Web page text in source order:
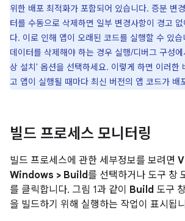
위한 배포 최적화가 포함되어 있습니다. 증분 변
터를 수동으로 삭제하면 일부 변경사항이 경고
다. 이로 인해 앱이 오래된 코드를 실행할 수 있
데이터를 삭제해야 하는 경우 실행/디버그 구성
상 설치' 옵션을 선택하세요. 이렇게 하면 이러한
고 앱이 실행될 때마다 최신 버전의 앱 코드가 배
빌드 프로세스 모니터링
빌드 프로세스에 관한 세부정보를 보려면
Windows > Build를 선택하거나 도구 창
를 클릭합니다. 그림 1과 같이 Build 도구
을 빌드하기 위해 실행하는 작업이 표시됩